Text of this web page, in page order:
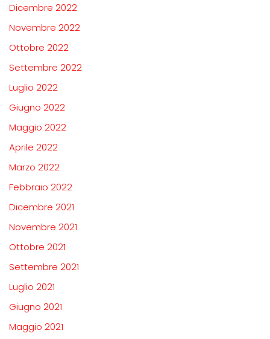
Dicembre 2022
Novembre 2022
Ottobre 2022
Settembre 2022
Luglio 2022
Giugno 2022
Maggio 2022
Aprile 2022
Marzo 2022
Febbraio 2022
Dicembre 2021
Novembre 2021
Ottobre 2021
Settembre 2021
Luglio 2021
Giugno 2021
Maggio 2021